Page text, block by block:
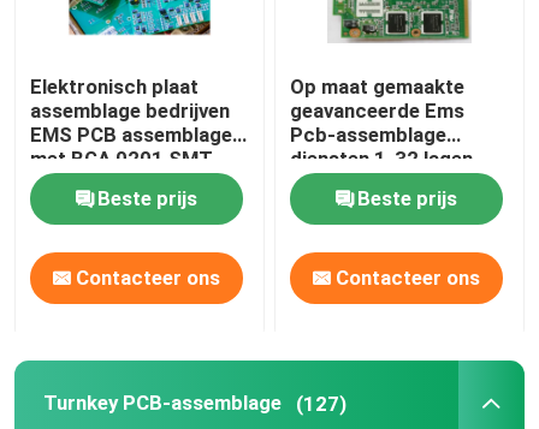
Medische PCB-Assemblage
Flexibele PCB-Assemblage
SMT-de Assemblage van PCB
PCB-Productie
Elektronisch plaat
assemblage bedrijven
EMS PCB assemblage
met BGA 0201 SMT
assemblage
Beste prijs
Contacteer ons
Op maat gemaakte
geavanceerde Ems
Pcb-assemblage
diensten 1-32 lagen
PCB-bordproductie
ISO9001Beste prijs
Contacteer ons
Turnkey PCB-assemblage (127)